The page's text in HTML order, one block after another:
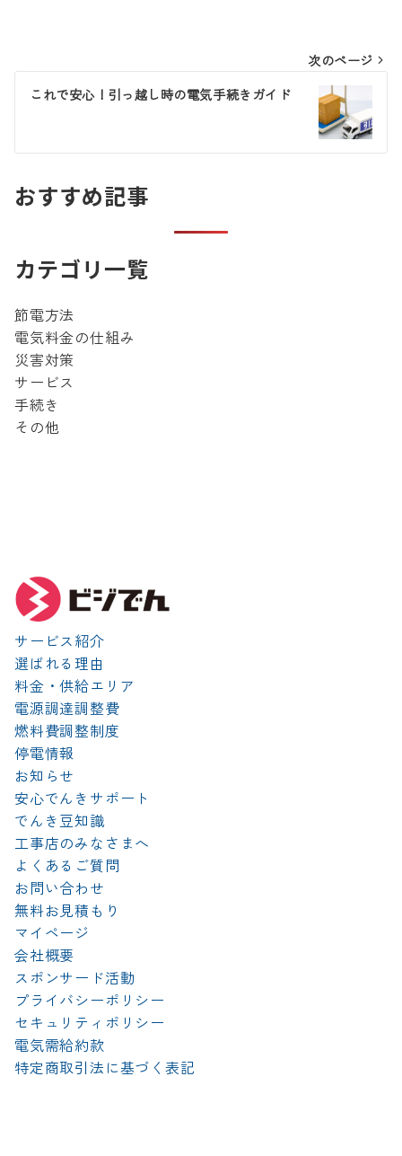
ビ
ー
ョ
次のページ
これで安心！引っ越し時の電気手続きガイド
おすすめ記事
カテゴリ一覧
節電方法
電気料金の仕組み
災害対策
サービス
手続き
その他
サービス紹介
選ばれる理由
料金・供給エリア
電源調達調整費
燃料費調整制度
停電情報
お知らせ
安心でんきサポート
でんき豆知識
工事店のみなさまへ
よくあるご質問
お問い合わせ
無料お見積もり
マイページ
会社概要
スポンサード活動
プライバシーポリシー
セキュリティポリシー
電気需給約款
特定商取引法に基づく表記